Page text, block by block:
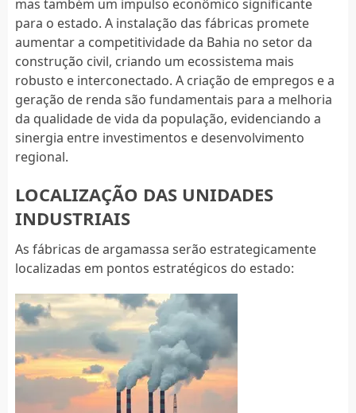
mas também um impulso econômico significante
para o estado. A instalação das fábricas promete
aumentar a competitividade da Bahia no setor da
construção civil, criando um ecossistema mais
robusto e interconectado. A criação de empregos e a
geração de renda são fundamentais para a melhoria
da qualidade de vida da população, evidenciando a
sinergia entre investimentos e desenvolvimento
regional.
LOCALIZAÇÃO DAS UNIDADES
INDUSTRIAIS
As fábricas de argamassa serão estrategicamente
localizadas em pontos estratégicos do estado: